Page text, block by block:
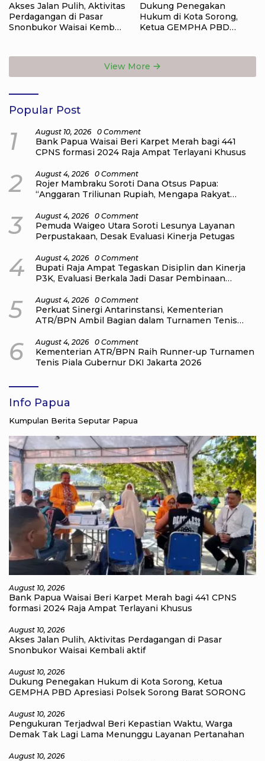
Akses Jalan Pulih, Aktivitas
Perdagangan di Pasar
Snonbukor Waisai Kembali
Dukung Penegakan
Hukum di Kota Sorong,
Ketua GEMPHA PBD
View More
Popular Post
1 August 10, 2026 0 Comment
Bank Papua Waisai Beri Karpet Merah bagi 441
CPNS formasi 2024 Raja Ampat Terlayani Khusus
2 August 4, 2026 0 Comment
Rojer Mambraku Soroti Dana Otsus Papua:
“Anggaran Triliunan Rupiah, Mengapa Rakyat
3 August 4, 2026 0 Comment
Pemuda Waigeo Utara Soroti Lesunya Layanan
Perpustakaan, Desak Evaluasi Kinerja Petugas
4 August 4, 2026 0 Comment
Bupati Raja Ampat Tegaskan Disiplin dan Kinerja
P3K, Evaluasi Berkala Jadi Dasar Pembinaan
5 August 4, 2026 0 Comment
Perkuat Sinergi Antarinstansi, Kementerian
ATR/BPN Ambil Bagian dalam Turnamen Tenis
6 August 4, 2026 0 Comment
Kementerian ATR/BPN Raih Runner-up Turnamen
Tenis Piala Gubernur DKI Jakarta 2026
Info Papua
Kumpulan Berita Seputar Papua
August 10, 2026
Bank Papua Waisai Beri Karpet Merah bagi 441 CPNS
formasi 2024 Raja Ampat Terlayani Khusus
August 10, 2026
Akses Jalan Pulih, Aktivitas Perdagangan di Pasar
Snonbukor Waisai Kembali aktif
August 10, 2026
Dukung Penegakan Hukum di Kota Sorong, Ketua
GEMPHA PBD Apresiasi Polsek Sorong Barat SORONG
August 10, 2026
Pengukuran Terjadwal Beri Kepastian Waktu, Warga
Demak Tak Lagi Lama Menunggu Layanan Pertanahan
August 10, 2026